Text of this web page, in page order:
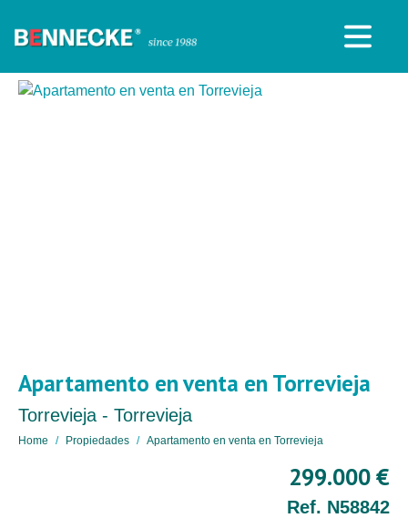
Apartamento en venta en Torrevieja
Torrevieja - Torrevieja
Home Propiedades Apartamento en venta en Torrevieja
299.000 €
Ref. N58842